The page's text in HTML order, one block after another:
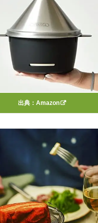
出典： Amazon